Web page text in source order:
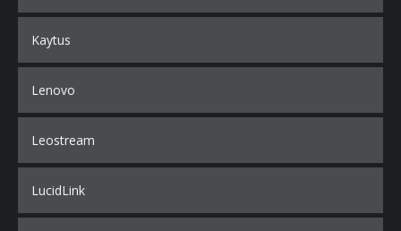
Kaytus
Lenovo
Leostream
LucidLink